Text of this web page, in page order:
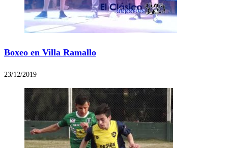
Boxeo en Villa Ramallo
23/12/2019